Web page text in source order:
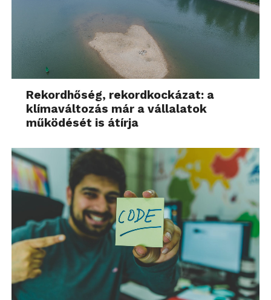
Rekordhőség, rekordkockázat: a
klímaváltozás már a vállalatok
működését is átírja